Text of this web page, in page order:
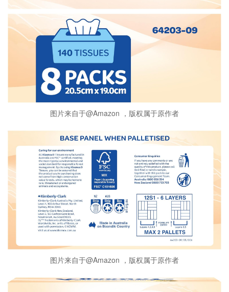
图片来自于@Amazon ，版权属于原作者
图片来自于@Amazon ，版权属于原作者